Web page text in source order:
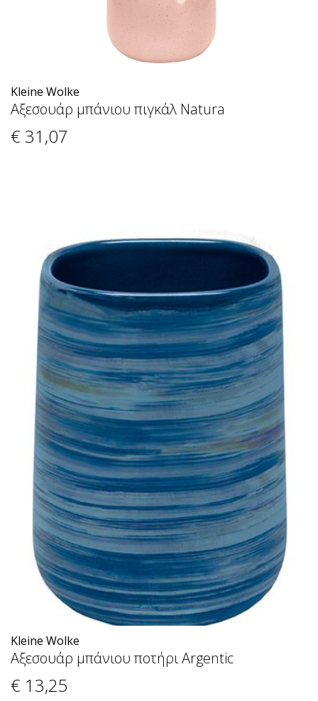
Kleine Wolke
Αξεσουάρ μπάνιου πιγκάλ Natura
€ 31 ,07
Kleine Wolke
Αξεσουάρ μπάνιου ποτήρι Argentic
€ 13,25